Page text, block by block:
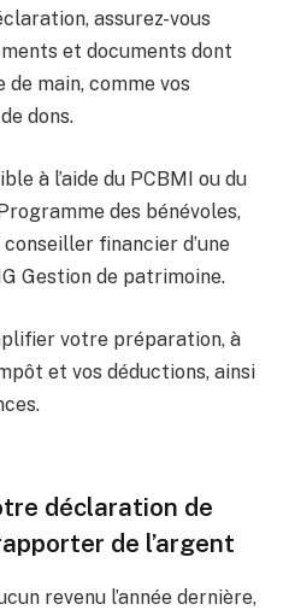
assurez-vous
et documents dont
de main, comme vos
dons.
à l’aide du PCBMI ou du
des bénévoles,
financier d’une
Gestion de patrimoine.
votre préparation, à
et vos déductions, ainsi
déclaration de
de l’argent
revenu l’année dernière,